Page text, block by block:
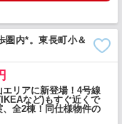
内*。東長町小＆
リアに新登場！4号線
など)もすぐ近くで
全2棟！同仕様物件の